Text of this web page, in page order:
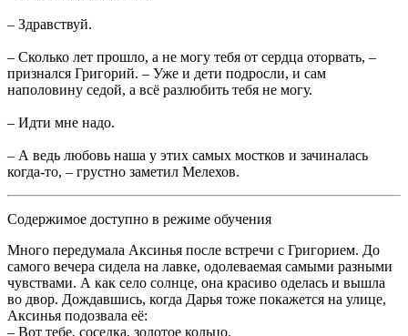
– Здравствуй.
– Сколько лет прошло, а не могу тебя от сердца оторвать, –
признался Григорий. – Уже и дети подросли, и сам
наполовину седой, а всё разлюбить тебя не могу.
– Идти мне надо.
– А ведь любовь наша у этих самых мостков и зачиналась
когда-то, – грустно заметил Мелехов.
Содержимое доступно в режиме обучения
Много передумала Аксинья после встречи с Григорием. До
самого вечера сидела на лавке, одолеваемая самыми разными
чувствами. А как село солнце, она красиво оделась и вышла
во двор. Дождавшись, когда Дарья тоже покажется на улице,
Аксинья подозвала её:
– Вот тебе, соседка, золотое кольцо.